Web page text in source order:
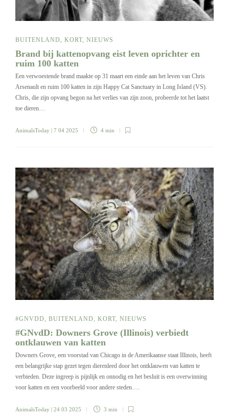
BUITENLAND, KORT, NIEUWS
Brand bij kattenopvang eist leven oprichter en
ruim 100 katten
Een verwoestende brand maakte op 31 maart een einde aan het leven van Chris
Arsenault en ruim 100 katten in zijn Happy Cat Sanctuary in Long Island (VS).
Chris, die zijn opvang begon na het verlies van zijn zoon, probeerde tot het laatst
toe dieren…
AnimalsToday | 7 04 2025 4 min
#GNVDD BUITENLAND KORT NIEUWS
#GNvdD: Downers Grove (Illinois) verbiedt
ontklauwen van katten
Downers Grove, een voorstad van Chicago in de Amerikaanse staat Illinois, heeft
een belangrijke stap gezet tegen dierenleed door het ontklauwen van katten te
verbieden. Deze ingreep is pijnlijk en onnodig en het besluit is een overwinning
voor katten en een voorbeeld voor andere steden….
AnimalsToday | 24 03 2025 3 min